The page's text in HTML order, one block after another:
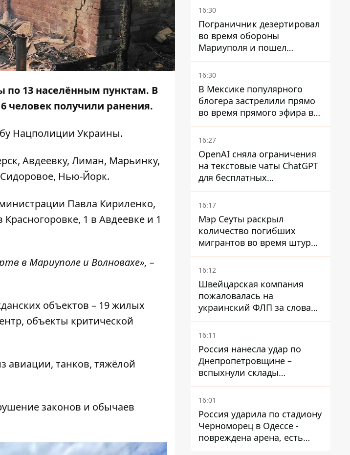
по 13 населённым пунктам. В
человек получили ранения.
Нацполиции Украины.
Авдеевку, Лиман, Марьинку,
Нью-Йорк.
Павла Кириленко,
1 в Авдеевке и 1
в Мариуполе и Волновахе», –
объектов – 19 жилых
объекты критической
авиации, танков, тяжёлой
законов и обычаев
Пантелеев
16:30
Пограничник дезертировал
во время обороны
Мариуполя и пошел
служить в "ДНР" – ему
объявили подозрение,
16:30
В Мексике популярного
блогера застрелили прямо
во время прямого эфира в
TikTok
16:27
OpenAI сняла ограничения
на текстовые чаты ChatGPT
для бесплатных
пользователей
16:17
Мэр Сеуты раскрыл
количество погибших
мигрантов во время штурма
границы
16:12
Швейцарская компания
пожаловалась на
украинский ФЛП за слова
SUN SCRIPTION на упаковке
крема - АМКУ наложил
16:11
Россия нанесла удар по
Днепропетровщине –
вспыхнули склады
логистической компании
16:01
Россия ударила по стадиону
Черноморец в Одессе -
повреждена арена, есть